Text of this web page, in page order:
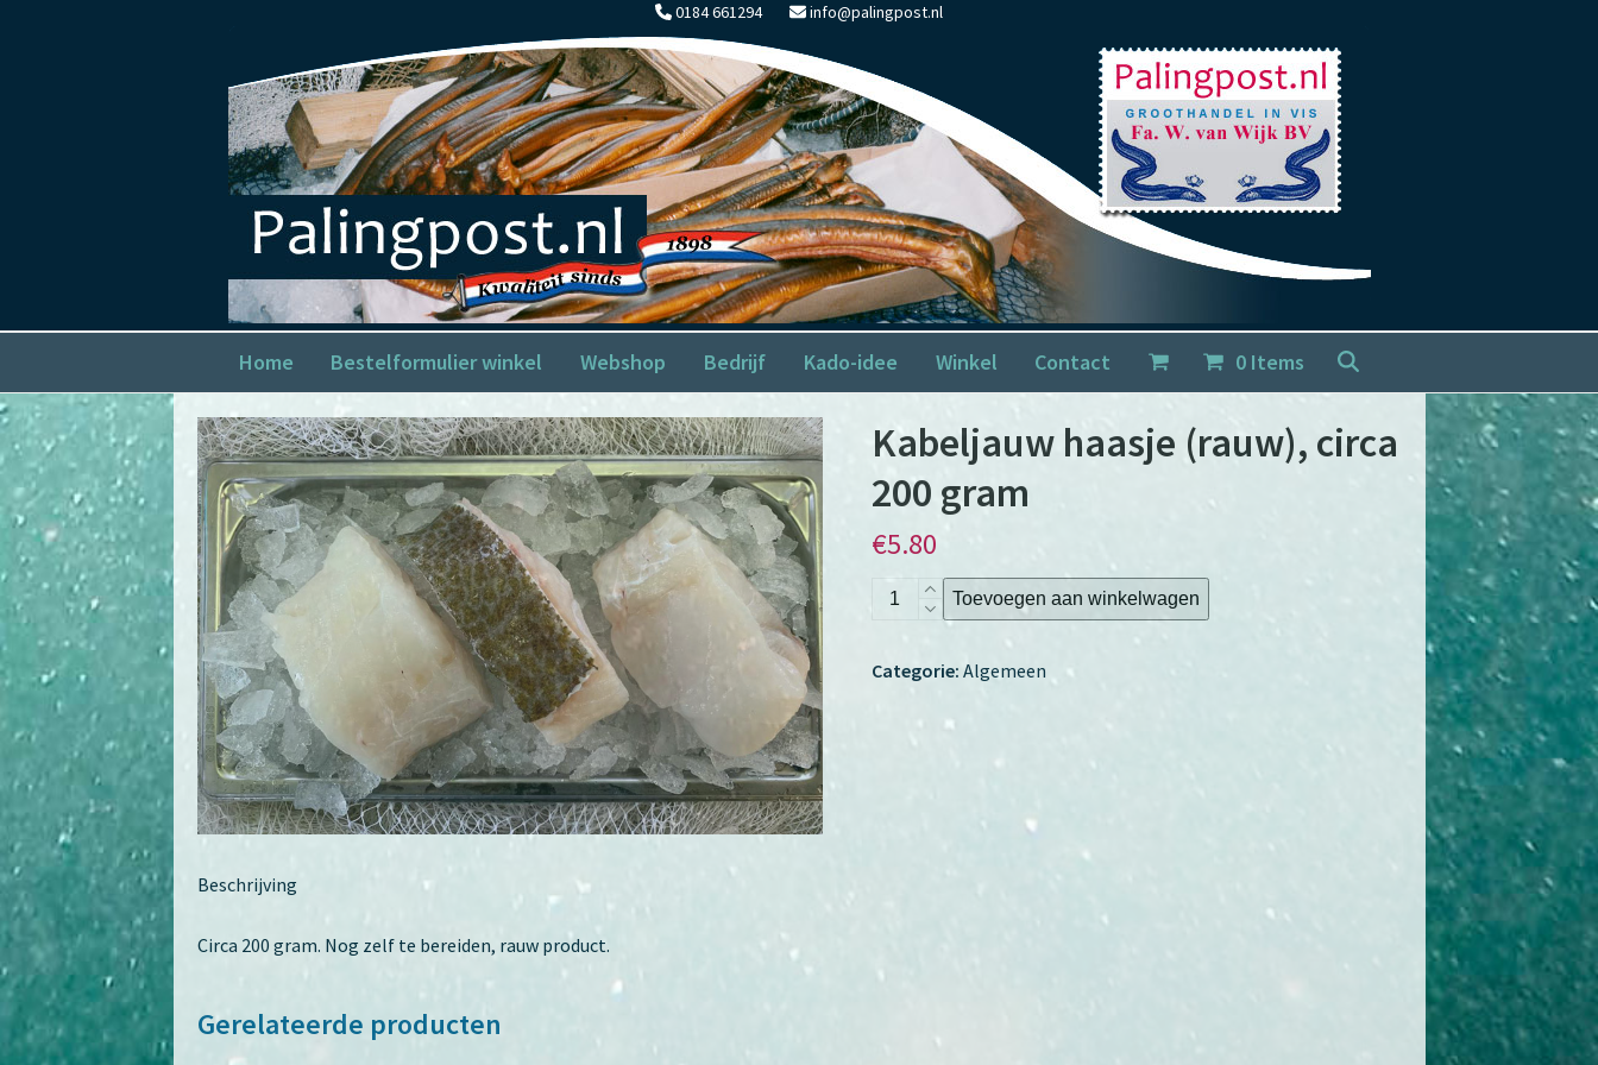
0184 661294 info@palingpost.nl
Home Bestelformulier winkel Webshop Bedrijf Kado-idee Winkel Contact 0 Items
Kabeljauw haasje (rauw), circa
200 gram
€5.80
Kabeljauw
circa
Toevoegen aan winkelwagen
Categorie: Algemeen
Beschrijving
Circa 200 gram. Nog zelf te bereiden, rauw product.
Gerelateerde producten